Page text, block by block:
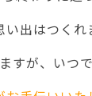
い出はつくれ
すが、いつ